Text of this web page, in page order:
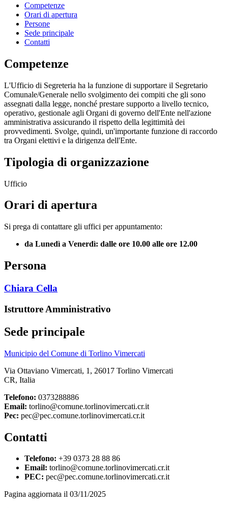
Competenze
Orari di apertura
Persone
Sede principale
Contatti
Competenze
L'Ufficio di Segreteria ha la funzione di supportare il Segretario
Comunale/Generale nello svolgimento dei compiti che gli sono
assegnati dalla legge, nonché prestare supporto a livello tecnico,
operativo, gestionale agli Organi di governo dell'Ente nell'azione
amministrativa assicurando il rispetto della legittimità dei
provvedimenti. Svolge, quindi, un'importante funzione di raccordo
tra Organi elettivi e la dirigenza dell'Ente.
Tipologia di organizzazione
Ufficio
Orari di apertura
Si prega di contattare gli uffici per appuntamento:
da Lunedì a Venerdì: dalle ore 10.00 alle ore 12.00
Persona
Chiara Cella
Istruttore Amministrativo
Sede principale
Municipio del Comune di Torlino Vimercati
Via Ottaviano Vimercati, 1, 26017 Torlino Vimercati
CR, Italia
Telefono: 0373288886
Email: torlino@comune.torlinovimercati.cr.it
Pec: pec@pec.comune.torlinovimercati.cr.it
Contatti
Telefono: +39 0373 28 88 86
Email: torlino@comune.torlinovimercati.cr.it
PEC: pec@pec.comune.torlinovimercati.cr.it
Pagina aggiornata il 03/11/2025